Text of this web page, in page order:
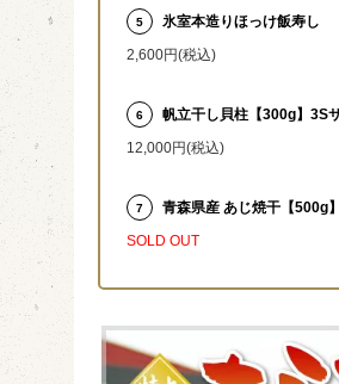
5
氷室本造りほっけ飯寿し
2,600円(税込)
6
帆立干し貝柱【300g】3S
12,000円(税込)
7
青森県産 あじ焼干【500g
SOLD OUT